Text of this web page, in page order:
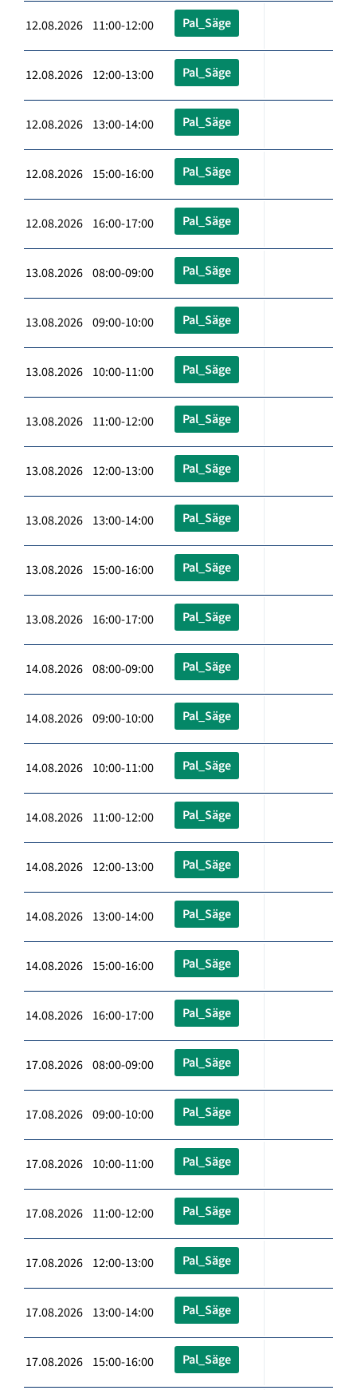
12.08.2026 11:00-12:00 Pal_Säge
12.08.2026 12:00-13:00 Pal_Säge
12.08.2026 13:00-14:00 Pal_Säge
12.08.2026 15:00-16:00 Pal_Säge
12.08.2026 16:00-17:00 Pal_Säge
13.08.2026 08:00-09:00 Pal_Säge
13.08.2026 09:00-10:00 Pal_Säge
13.08.2026 10:00-11:00 Pal_Säge
13.08.2026 11:00-12:00 Pal_Säge
13.08.2026 12:00-13:00 Pal_Säge
13.08.2026 13:00-14:00 Pal_Säge
13.08.2026 15:00-16:00 Pal_Säge
13.08.2026 16:00-17:00 Pal_Säge
14.08.2026 08:00-09:00 Pal_Säge
14.08.2026 09:00-10:00 Pal_Säge
14.08.2026 10:00-11:00 Pal_Säge
14.08.2026 11:00-12:00 Pal_Säge
14.08.2026 12:00-13:00 Pal_Säge
14.08.2026 13:00-14:00 Pal_Säge
14.08.2026 15:00-16:00 Pal_Säge
14.08.2026 16:00-17:00 Pal_Säge
17.08.2026 08:00-09:00 Pal_Säge
17.08.2026 09:00-10:00 Pal_Säge
17.08.2026 10:00-11:00 Pal_Säge
17.08.2026 11:00-12:00 Pal_Säge
17.08.2026 12:00-13:00 Pal_Säge
17.08.2026 13:00-14:00 Pal_Säge
17.08.2026 15:00-16:00 Pal_Säge